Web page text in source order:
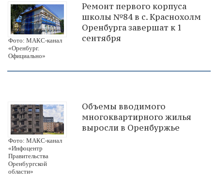
Фото: МАКС-канал
«Оренбург.
Официально»
Ремонт первого корпуса
школы №84 в с. Краснохолм
Оренбурга завершат к 1
сентября
Фото: МАКС-канал
«Инфоцентр
Правительства
Оренбургской
области»
Объемы вводимого
многоквартирного жилья
выросли в Оренбуржье